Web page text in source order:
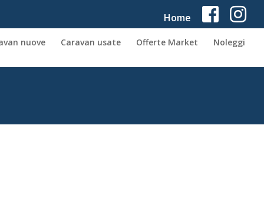
Home
nuove Caravan usate Offerte Market Noleggi